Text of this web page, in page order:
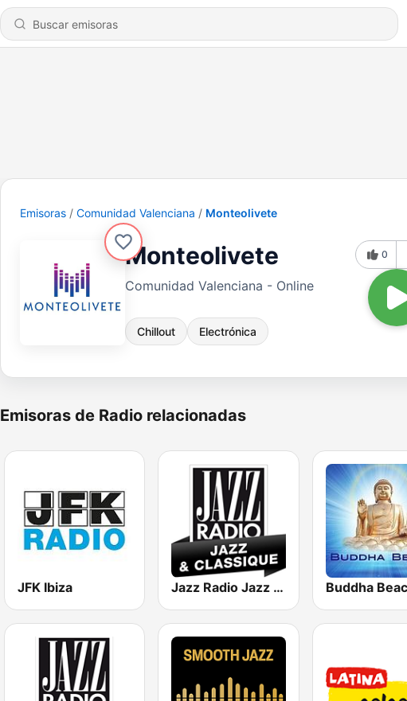
Emisoras Comunidad Valenciana Monteolivete
Monteolivete
Comunidad Valenciana - Online
Chillout Electrónica
0
Emisoras de Radio relacionadas
JFK Ibiza Jazz Radio Jazz & Classique Buddha